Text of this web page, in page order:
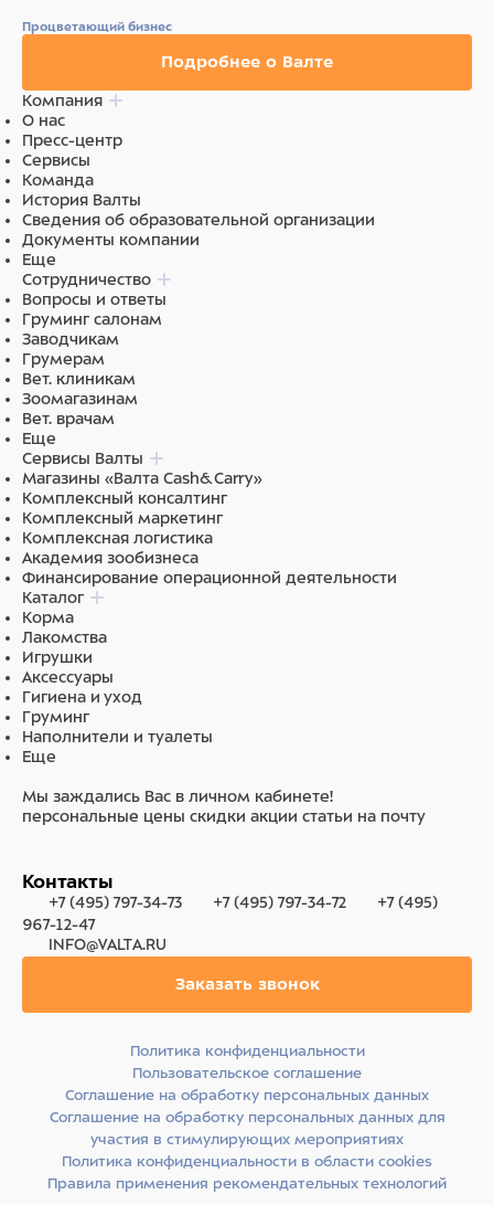
Процветающий бизнес
Подробнее о Валте
Компания
О нас
Пресс-центр
Сервисы
Команда
История Валты
Сведения об образовательной организации
Документы компании
Еще
Сотрудничество
Вопросы и ответы
Груминг салонам
Заводчикам
Грумерам
Вет. клиникам
Зоомагазинам
Вет. врачам
Еще
Сервисы Валты
Магазины «Валта Cash&Carry»
Комплексный консалтинг
Комплексный маркетинг
Комплексная логистика
Академия зообизнеса
Финансирование операционной деятельности
Каталог
Корма
Лакомства
Игрушки
Аксессуары
Гигиена и уход
Груминг
Наполнители и туалеты
Еще
Мы заждались Вас в личном кабинете!
персональные цены скидки акции статьи на почту
Контакты
+7 (495) 797-34-73 +7 (495) 797-34-72
+7 (495)
967-12-47
INFO@VALTA.RU
Заказать звонок
Политика конфиденциальности
Пользовательское соглашение
Соглашение на обработку персональных данных
Соглашение на обработку персональных данных для
участия в стимулирующих мероприятиях
Политика конфиденциальности в области cookies
Правила применения рекомендательных технологий